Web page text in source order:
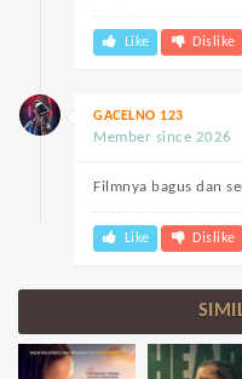
Like Dislike
GACELNO 123
Member since 2026
Filmnya bagus dan
Like Dislike